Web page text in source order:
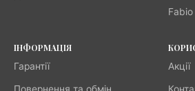
ІНФОРМАЦІЯ
Гарантії
Повернення та обмін
Акції